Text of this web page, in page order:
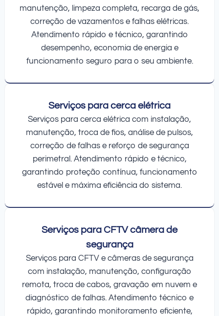
manutenção, limpeza completa, recarga de gás,
correção de vazamentos e falhas elétricas.
Atendimento rápido e técnico, garantindo
desempenho, economia de energia e
funcionamento seguro para o seu ambiente.
Serviços para cerca elétrica
Serviços para cerca elétrica com instalação,
manutenção, troca de fios, análise de pulsos,
correção de falhas e reforço de segurança
perimetral. Atendimento rápido e técnico,
garantindo proteção contínua, funcionamento
estável e máxima eficiência do sistema.
Serviços para CFTV câmera de
segurança
Serviços para CFTV e câmeras de segurança
com instalação, manutenção, configuração
remota, troca de cabos, gravação em nuvem e
diagnóstico de falhas. Atendimento técnico e
rápido, garantindo monitoramento eficiente,